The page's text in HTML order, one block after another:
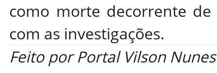
como morte decorrente
com as investigações.
Feito por Portal Vilson Nunes